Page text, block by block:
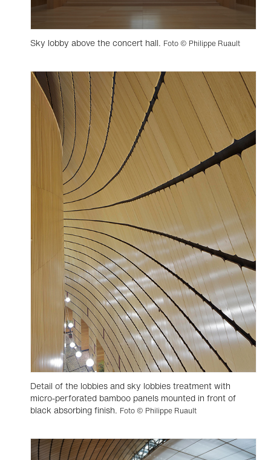
Sky lobby above the concert hall. Foto © Philippe Ruault
Detail of the lobbies and sky lobbies treatment with
micro-perforated bamboo panels mounted in front of
black absorbing finish. Foto © Philippe Ruault